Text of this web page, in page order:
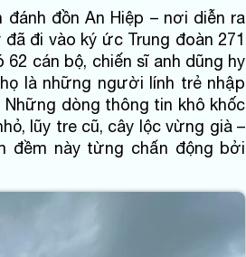
đồn An Hiệp – nơi diễn ra
đi vào ký ức Trung đoàn 271
cán bộ, chiến sĩ anh dũng hy
là những người lính trẻ nhập
Những dòng thông tin khô khốc
lũy tre cũ, cây lộc vừng già –
đềm này từng chấn động bởi